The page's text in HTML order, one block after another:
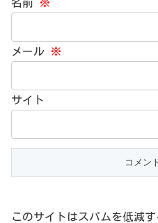
名前 ※
メール ※
サイト
このサイトはスパムを低減